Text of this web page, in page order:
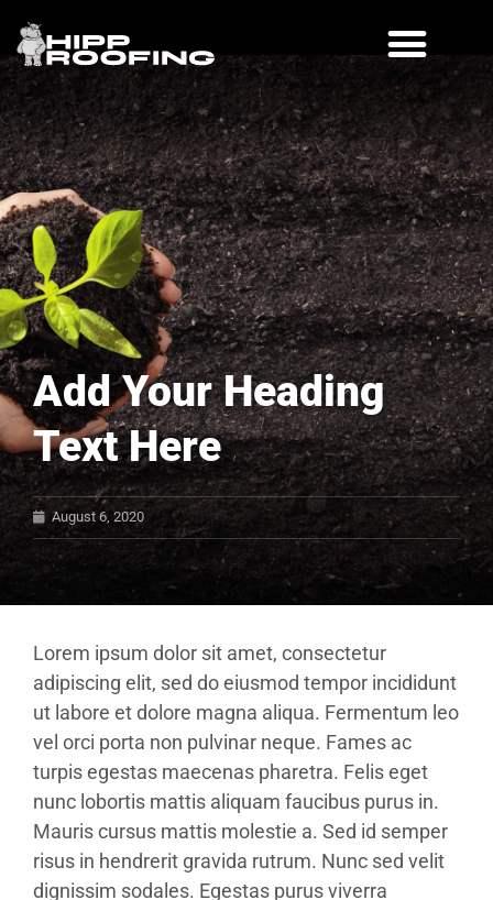
Add Your Heading
Text Here
August 6, 2020
Lorem ipsum dolor sit amet, consectetur
adipiscing elit, sed do eiusmod tempor incididunt
ut labore et dolore magna aliqua. Fermentum leo
vel orci porta non pulvinar neque. Fames ac
turpis egestas maecenas pharetra. Felis eget
nunc lobortis mattis aliquam faucibus purus in.
Mauris cursus mattis molestie a. Sed id semper
risus in hendrerit gravida rutrum. Nunc sed velit
dignissim sodales. Egestas purus viverra